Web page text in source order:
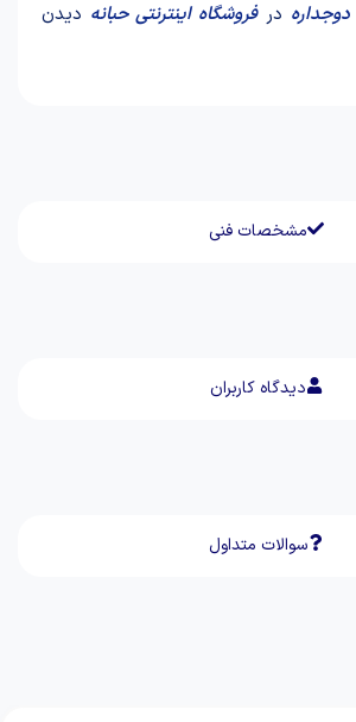
مشخصات فنی
دیدگاه کاربران
سوالات متداول
درفروشگاه اینترنتی حبانه دیدن